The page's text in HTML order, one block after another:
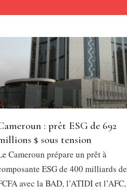
: prêt ESG de 692
$ sous tension
Cameroun prépare un prêt à
ESG de 400 milliards de
avec la BAD, l’ATIDI et l’AFC,